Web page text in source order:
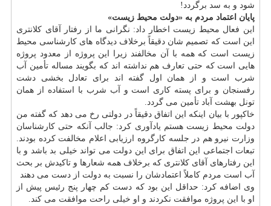
شود و به سد برگردد!
پایان اعتماد مردم به «دولت محیط زیست»
این فعال محیط زیست اخطار داد: نگرانی ما از رفتار آقای كلانتری
این است كه تصمیم شان دقیقاً برخلاف دیدگاه های كارشناسی محیط
زیست است كه همه با آن مخالفند زیرا این پروژه از معدود پروژه
هایی است كه حتی تعارف هم نداشته اند كه بگویند مساله تأمین آب
شرب است و از همان اول گفته اند برای تعادل بخشی دشت
رفسنجان و برای پسته كاری است و آب شرب با استفاده از همان
تونل بهشت آباد تأمین می گردد.
خاكپور با بیان اینكه این اتفاق دقیقاً در دولتی رخ می دهد كه گفته من
دولت محیط زیست هستم یادآوری كرد: جالب آنكه حتی كارشناسان
وزارت نیرو هم در جلسه كارگروه ارزیابی اعلام مخالفت كرده بودند.
تبعات اجتماعی این اتفاق برای این دولت می تواند خیلی بد باشد و با
این رفتارهای آقای كلانتری كه برخلاف همه شعارها و تاكیدش بر بحث
آب است مردم كاملاً اعتمادشان را نسبت به دولت از دست می دهند
وی اضافه كرد: حداقل این بود كه دست كم چهار پنج رئیس پیش از
او با این پروژه موافقت نكردند و او خیلی راحت موافقت می كند.